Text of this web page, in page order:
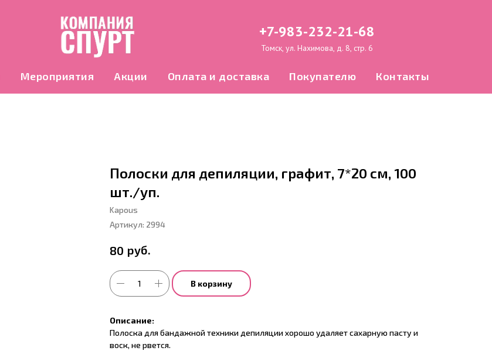
+7-983-232-21-68
Томск, ул. Нахимова, д. 8, стр. 6
Мероприятия Акции Оплата и доставка Покупателю Контакты
Полоски для депиляции, графит, 7*20 см, 100
шт./уп.
Kapous
Артикул: 2994
80 руб.
В корзину
Описание:
Полоска для бандажной техники депиляции хорошо удаляет сахарную пасту и
воск, не рвется.